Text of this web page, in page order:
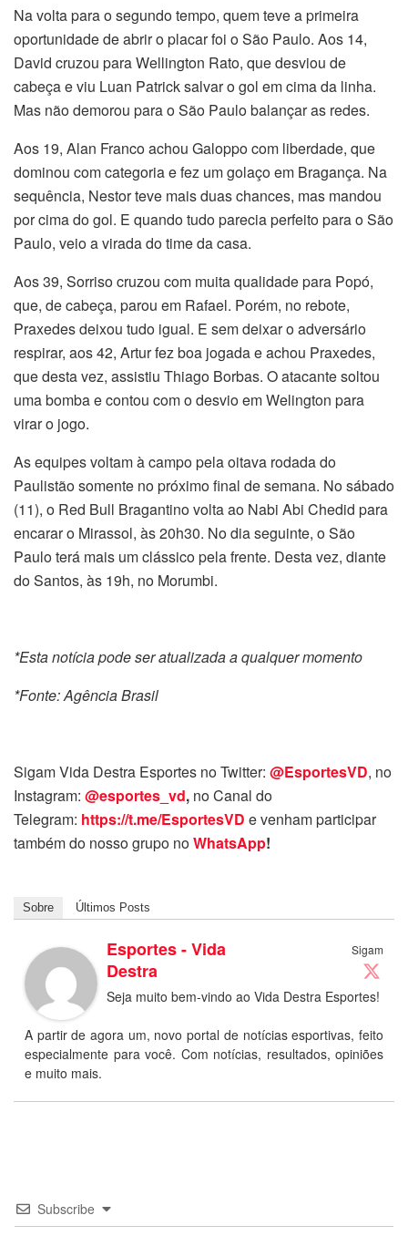
Na volta para o segundo tempo, quem teve a primeira
oportunidade de abrir o placar foi o São Paulo. Aos 14,
David cruzou para Wellington Rato, que desviou de
cabeça e viu Luan Patrick salvar o gol em cima da linha.
Mas não demorou para o São Paulo balançar as redes.
Aos 19, Alan Franco achou Galoppo com liberdade, que
dominou com categoria e fez um golaço em Bragança. Na
sequência, Nestor teve mais duas chances, mas mandou
por cima do gol. E quando tudo parecia perfeito para o São
Paulo, veio a virada do time da casa.
Aos 39, Sorriso cruzou com muita qualidade para Popó,
que, de cabeça, parou em Rafael. Porém, no rebote,
Praxedes deixou tudo igual. E sem deixar o adversário
respirar, aos 42, Artur fez boa jogada e achou Praxedes,
que desta vez, assistiu Thiago Borbas. O atacante soltou
uma bomba e contou com o desvio em Welington para
virar o jogo.
As equipes voltam à campo pela oitava rodada do
Paulistão somente no próximo final de semana. No sábado
(11), o Red Bull Bragantino volta ao Nabi Abi Chedid para
encarar o Mirassol, às 20h30. No dia seguinte, o São
Paulo terá mais um clássico pela frente. Desta vez, diante
do Santos, às 19h, no Morumbi.
*Esta notícia pode ser atualizada a qualquer momento
*Fonte: Agência Brasil
Sigam Vida Destra Esportes no Twitter: @EsportesVD, no
Instagram: @esportes_vd, no Canal do
Telegram: https://t.me/EsportesVD e venham participar
também do nosso grupo noWhatsApp!
Sobre Últimos Posts
Sigam
Esportes - Vida
Destra
Seja muito bem-vindo ao Vida Destra Esportes!
A partir de agora um, novo portal de notícias esportivas, feito
especialmente para você. Com notícias, resultados, opiniões
e muito mais.
Subscribe